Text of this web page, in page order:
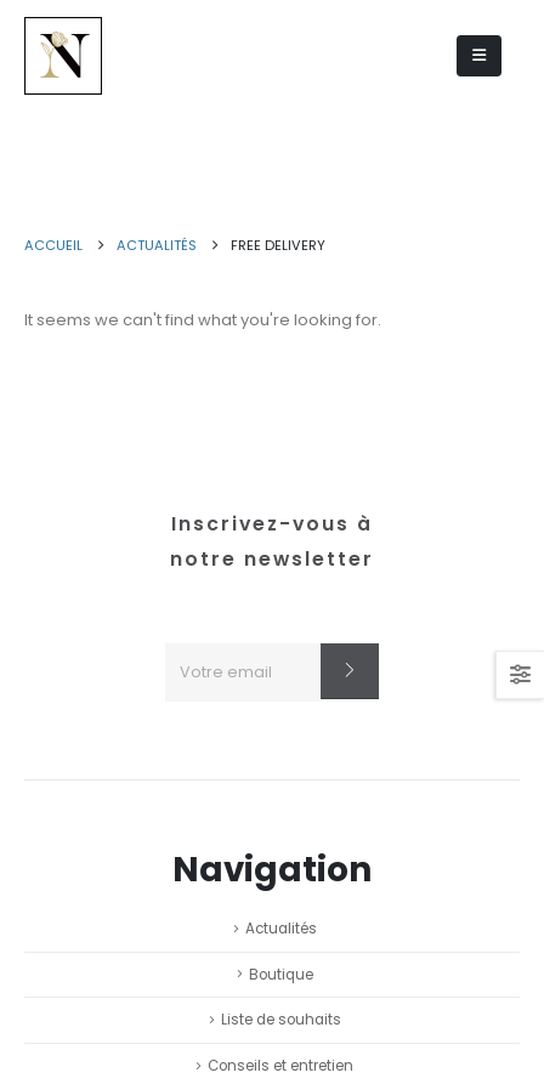
ACCUEIL ACTUALITÉS FREE DELIVERY
It seems we can't find what you're looking for.
Inscrivez-vous à
notre newsletter
Navigation
Actualités
Boutique
Liste de souhaits
Conseils et entretien